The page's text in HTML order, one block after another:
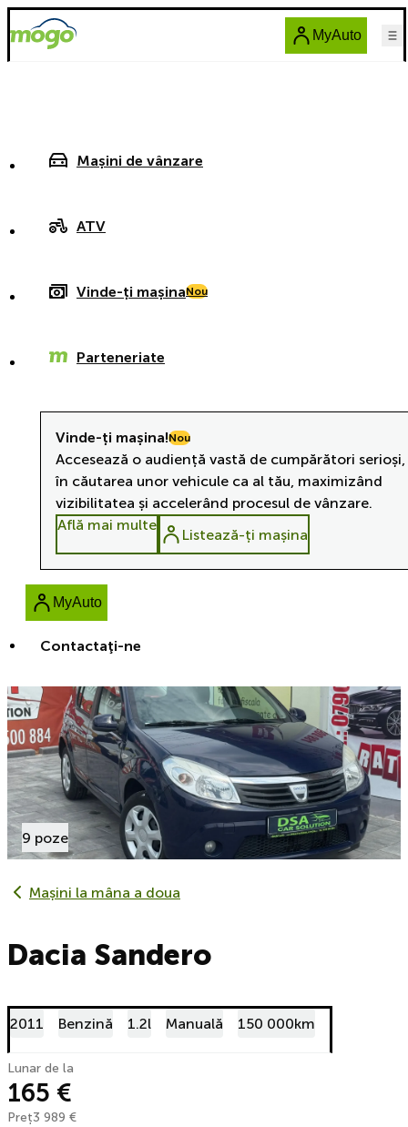
MyAuto
Mașini de vânzare
ATV
Vinde-ți mașinaNou
Parteneriate
Contactaţi-ne
Vinde-ți mașina!Nou
Accesează o audiență vastă de cumpărători
în căutarea unor vehicule ca al tău, maximizând
vizibilitatea și accelerând procesul de vânzare.
Află mai multe
Listează-ți mașina
MyAuto
9 poze
Mașini la mâna a doua
Dacia Sandero
2011 Benzină 1.2l Manuală 150 000km
Lunar de la
165 €
Preț3 989 €